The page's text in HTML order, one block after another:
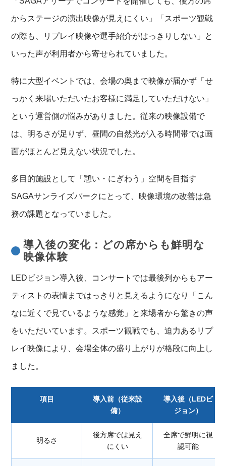
からステージの演出映像が見えにくい」「スポーツ観戦
の際も、リプレイ映像や選手紹介がはっきりしない」と
いった声が利用者から寄せられていました。
特に大型イベントでは、会場の奥まで映像が届かず「せ
っかく来場いただいたお客様に満足していただけない」
という運営側の悩みがありました。従来の映像設備で
は、明るさが足りず、昼間の自然光が入る時間帯では画
面がほとんど見えない状況でした。
多目的施設として「憩い・にぎわう」空間を目指す
SAGAサンライズパークにとって、映像環境の改善は急
務の課題となっていました。
導入後の変化：どの席からも鮮明な
映像体験
LEDビジョン導入後、コンサートでは最後列からもアー
ティストの表情まではっきりと見えるようになり「こん
なに近くで見ているような感覚」と来場者から驚きの声
をいただいています。スポーツ観戦でも、迫力あるリプ
レイ映像により、会場全体の盛り上がりが格段に向上し
ました。
項目
導入前（従来設
備）
導入後（LEDビ
ジョン）
明るさ
後方席では見え
にくい
全席で鮮明に視
認可能